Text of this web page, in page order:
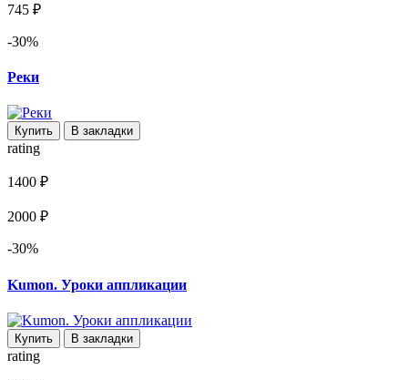
745 ₽
-30%
Реки
Купить В закладки
rating
1400 ₽
2000 ₽
-30%
Kumon. Уроки аппликации
Купить В закладки
rating